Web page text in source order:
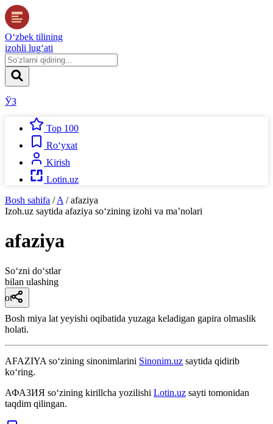
O‘zbek tilining
izohli lug‘ati
ЎЗ
Top 100
Ro‘yxat
Kirish
Lotin.uz
Bosh sahifa / A / afaziya
Izoh.uz saytida afaziya so‘zining izohi va ma’nolari
afaziya
So‘zni do‘stlar
bilan ulashing
ot
Bosh miya lat yeyishi oqibatida yuzaga keladigan gapira olmaslik
holati.
AFAZIYA so‘zining sinonimlarini Sinonim.uz saytida qidirib
ko‘ring.
АФАЗИЯ so‘zining kirillcha yozilishi Lotin.uz sayti tomonidan
taqdim qilingan.